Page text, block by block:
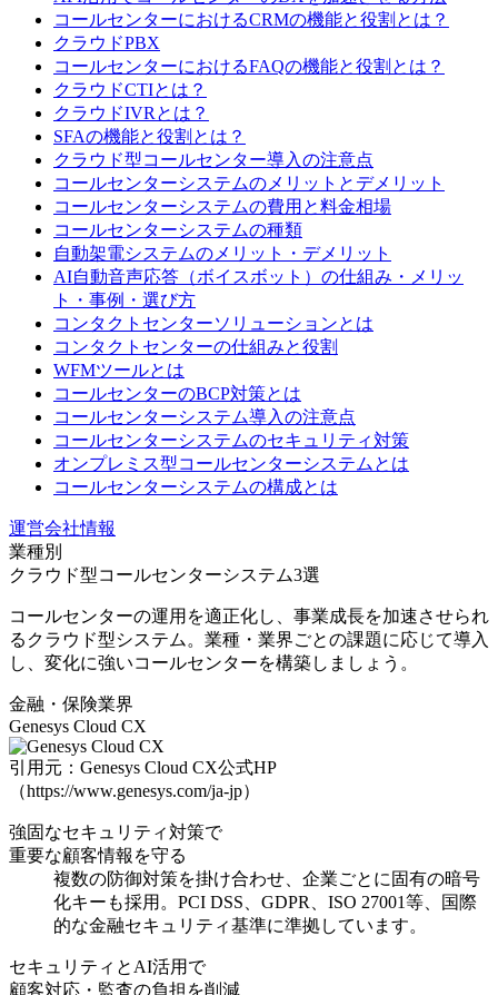
コールセンターにおけるCRMの機能と役割とは？
クラウドPBX
コールセンターにおけるFAQの機能と役割とは？
クラウドCTIとは？
クラウドIVRとは？
SFAの機能と役割とは？
クラウド型コールセンター導入の注意点
コールセンターシステムのメリットとデメリット
コールセンターシステムの費用と料金相場
コールセンターシステムの種類
自動架電システムのメリット・デメリット
AI自動音声応答（ボイスボット）の仕組み・メリッ
ト・事例・選び方
コンタクトセンターソリューションとは
コンタクトセンターの仕組みと役割
WFMツールとは
コールセンターのBCP対策とは
コールセンターシステム導入の注意点
コールセンターシステムのセキュリティ対策
オンプレミス型コールセンターシステムとは
コールセンターシステムの構成とは
運営会社情報
業種別
クラウド型コールセンターシステム3選
コールセンターの運用を適正化し、事業成長を加速させられ
るクラウド型システム。業種・業界ごとの課題に応じて導入
し、変化に強いコールセンターを構築しましょう。
金融・保険業界
Genesys Cloud CX
引用元：Genesys Cloud CX公式HP
（https://www.genesys.com/ja-jp）
強固なセキュリティ対策で
重要な顧客情報を守る
複数の防御対策を掛け合わせ、企業ごとに固有の暗号
化キーも採用 。PCI DSS、GDPR、ISO 27001等、国際
的な金融セキュリティ基準に準拠しています。
セキュリティとAI活用で
顧客対応・監査の負担を削減